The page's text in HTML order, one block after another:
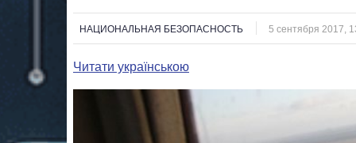
НАЦИОНАЛЬНАЯ БЕЗОПАСНОСТЬ 5 сентября 2017,
Читати українською